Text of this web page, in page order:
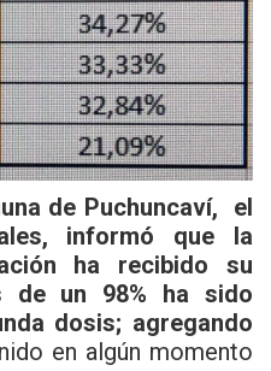
de Puchuncaví, el
informó que la
ha recibido su
de un 98% ha sido
dosis; agregando
en algún momento